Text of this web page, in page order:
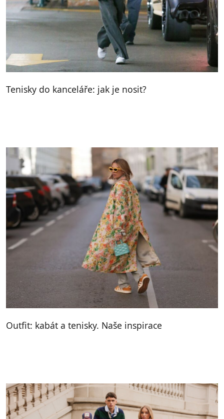
Tenisky do kanceláře: jak je nosit?
Outfit: kabát a tenisky. Naše inspirace